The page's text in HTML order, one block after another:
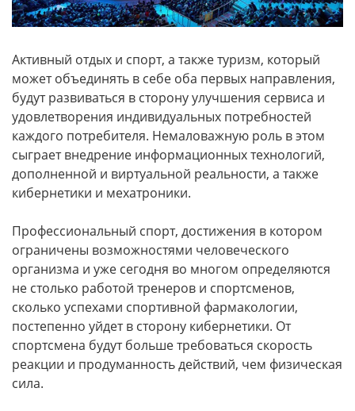
Активный отдых и спорт, а также туризм, который
может объединять в себе оба первых направления,
будут развиваться в сторону улучшения сервиса и
удовлетворения индивидуальных потребностей
каждого потребителя. Немаловажную роль в этом
сыграет внедрение информационных технологий,
дополненной и виртуальной реальности, а также
кибернетики и мехатроники.
Профессиональный спорт, достижения в котором
ограничены возможностями человеческого
организма и уже сегодня во многом определяются
не столько работой тренеров и спортсменов,
сколько успехами спортивной фармакологии,
постепенно уйдет в сторону кибернетики. От
спортсмена будут больше требоваться скорость
реакции и продуманность действий, чем физическая
сила.